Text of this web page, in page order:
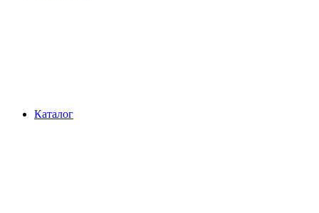
Каталог